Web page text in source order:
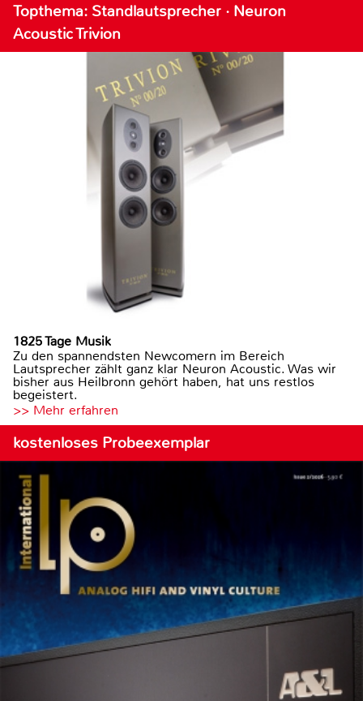
Topthema: Standlautsprecher · Neuron
Acoustic Trivion
1825 Tage Musik
Zu den spannendsten Newcomern im Bereich
Lautsprecher zählt ganz klar Neuron Acoustic. Was wir
bisher aus Heilbronn gehört haben, hat uns restlos
begeistert.
>> Mehr erfahren
kostenloses Probeexemplar